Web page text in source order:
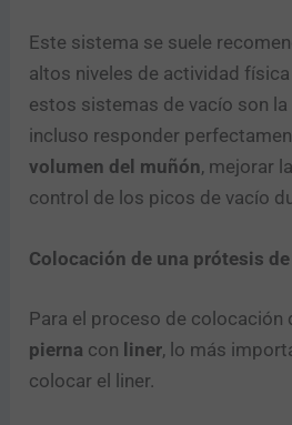
Este sistema se suele
altos niveles de actividad
estos sistemas de vacío son
incluso responder
volumen del muñón, mejorar
control de los picos de vacío
Colocación de una prótesis
Para el proceso de colocación
pierna con liner, lo más
colocar el liner.